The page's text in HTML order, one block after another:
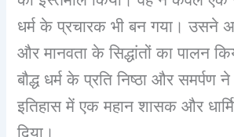
धर्म के प्रचारक भी बन गया। उसने
और मानवता के सिद्धांतों का पालन
बौद्ध धर्म के प्रति निष्ठा और समर्पण
इतिहास में एक महान शासक और
दिया।